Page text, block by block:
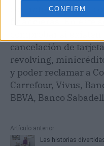
CONFIRM
contratos firmados
financieras. En este
cancelación de
revolving,
y poder reclamar a
Carrefour, Vivus,
BBVA, Banco
Artículo anterior
Las historias